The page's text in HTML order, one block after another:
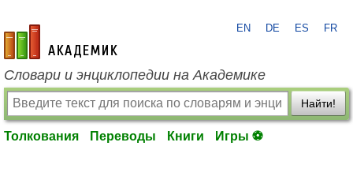
academic.ru
EN DE ES FR
Словари и энциклопедии на Академике
Найти!
Толкования Переводы Книги Игры ⚽